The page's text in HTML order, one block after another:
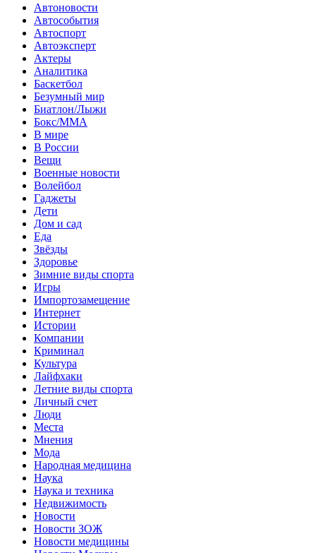
Автоновости
Автособытия
Автоспорт
Автоэксперт
Актеры
Аналитика
Баскетбол
Безумный мир
Биатлон/Лыжи
Бокс/MMA
В мире
В России
Вещи
Военные новости
Волейбол
Гаджеты
Дети
Дом и сад
Еда
Звёзды
Здоровье
Зимние виды спорта
Игры
Импортозамещение
Интернет
Истории
Компании
Криминал
Культура
Лайфхаки
Летние виды спорта
Личный счет
Люди
Места
Мнения
Мода
Народная медицина
Наука
Наука и техника
Недвижимость
Новости
Новости ЗОЖ
Новости медицины